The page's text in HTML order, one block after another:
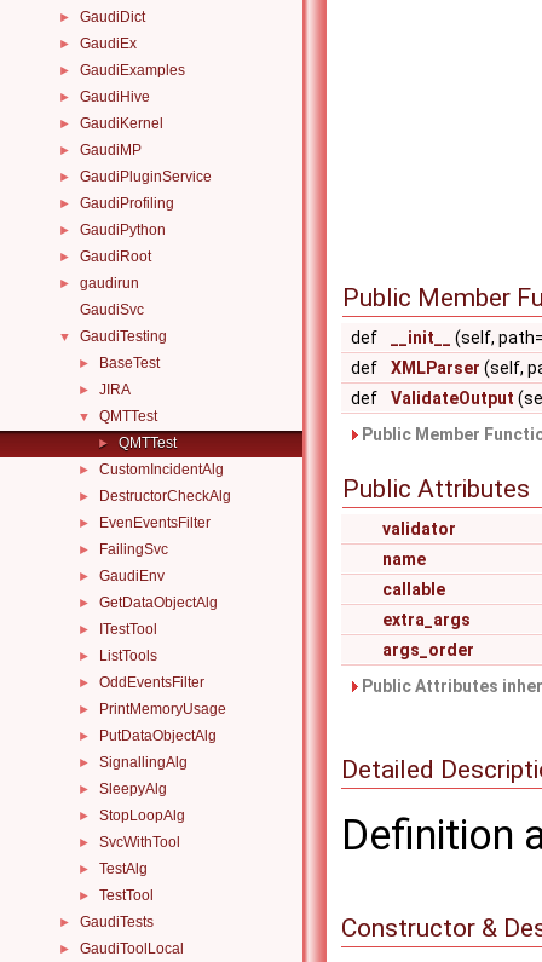
► GaudiDict
► GaudiEx
► GaudiExamples
► GaudiHive
► GaudiKernel
► GaudiMP
► GaudiPluginService
► GaudiProfiling
► GaudiPython
► GaudiRoot
►
gaudirun
GaudiSvc
▼ GaudiTesting
► BaseTest
► JIRA
▼ QMTTest
► QMTTest
► CustomIncidentAlg
► DestructorCheckAlg
► EvenEventsFilter
► FailingSvc
► GaudiEnv
► GetDataObjectAlg
► ITestTool
► ListTools
► OddEventsFilter
► PrintMemoryUsage
► PutDataObjectAlg
► SignallingAlg
► SleepyAlg
► StopLoopAlg
► SvcWithTool
► TestAlg
► TestTool
► GaudiTests
► GaudiToolLocal
Public Member
def __init__
(self,
def
XMLParser (self,
def
ValidateOutput
Public Member
Public Attributes
validator
name
callable
extra_args
args_order
Public Attributes
Detailed
Definition
Constructor &